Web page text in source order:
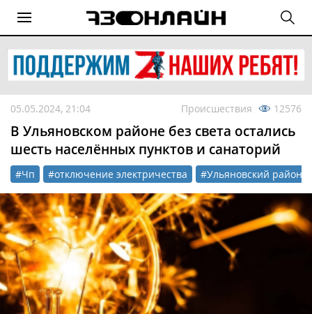
05.05.2024, 21:04 Происшествия 12576
В Ульяновском районе без света остались
шесть населённых пунктов и санаторий
#Чп #отключение электричества #Ульяновский район